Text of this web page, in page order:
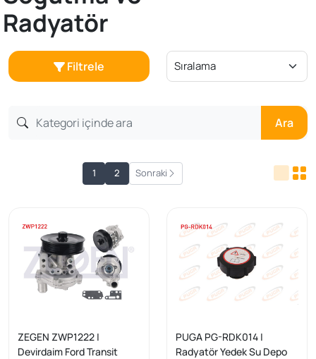
Radyatör
Filtrele
Ara
1 2 Sonraki
ZEGEN ZWP1222 |
Devirdaim Ford Transit
PUGA PG-RDK014 |
Radyatör Yedek Su Depo